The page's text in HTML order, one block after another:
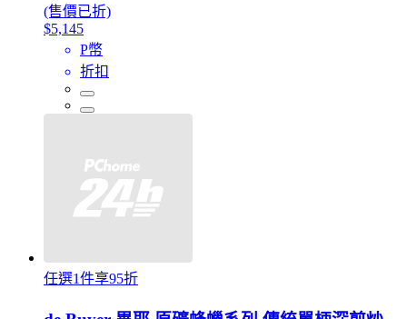
(售價已折)
$5,145
P幣
折扣
任選1件享95折